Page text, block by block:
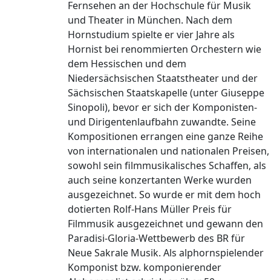
Fernsehen an der Hochschule für Musik
und Theater in München. Nach dem
Hornstudium spielte er vier Jahre als
Hornist bei renommierten Orchestern wie
dem Hessischen und dem
Niedersächsischen Staatstheater und der
Sächsischen Staatskapelle (unter Giuseppe
Sinopoli), bevor er sich der Komponisten-
und Dirigentenlaufbahn zuwandte. Seine
Kompositionen errangen eine ganze Reihe
von internationalen und nationalen Preisen,
sowohl sein filmmusikalisches Schaffen, als
auch seine konzertanten Werke wurden
ausgezeichnet. So wurde er mit dem hoch
dotierten Rolf-Hans Müller Preis für
Filmmusik ausgezeichnet und gewann den
Paradisi-Gloria-Wettbewerb des BR für
Neue Sakrale Musik. Als alphornspielender
Komponist bzw. komponierender